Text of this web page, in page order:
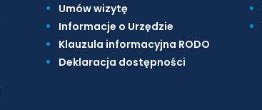
Umów wizytę
Informacje o Urzędzie
Klauzula informacyjna RODO
Deklaracja dostępności